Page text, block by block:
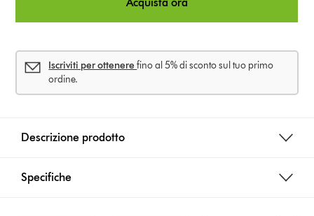
Iscriviti per ottenerefino al 5% di sconto sul tuo primo
ordine.
Descrizione prodotto
Specifiche